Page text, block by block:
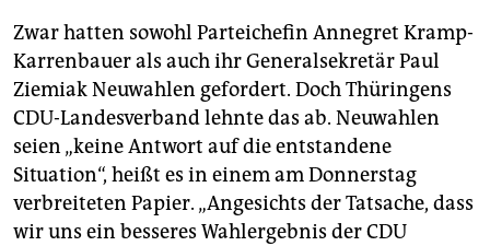
Zwar hatten sowohl Parteichefin Annegret Kramp-
Karrenbauer als auch ihr Generalsekretär Paul
Ziemiak Neuwahlen gefordert. Doch Thüringens
CDU-Landesverband lehnte das ab. Neuwahlen
seien „keine Antwort auf die entstandene
Situation“, heißt es in einem am Donnerstag
verbreiteten Papier. „Angesichts der Tatsache, dass
wir uns ein besseres Wahlergebnis der CDU